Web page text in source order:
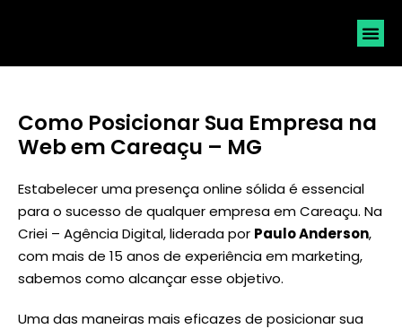
Como Posicionar Sua Empresa na
Web em Careaçu – MG
Estabelecer uma presença online sólida é essencial
para o sucesso de qualquer empresa em Careaçu. Na
Criei – Agência Digital, liderada por Paulo Anderson,
com mais de 15 anos de experiência em marketing,
sabemos como alcançar esse objetivo.
Uma das maneiras mais eficazes de posicionar sua